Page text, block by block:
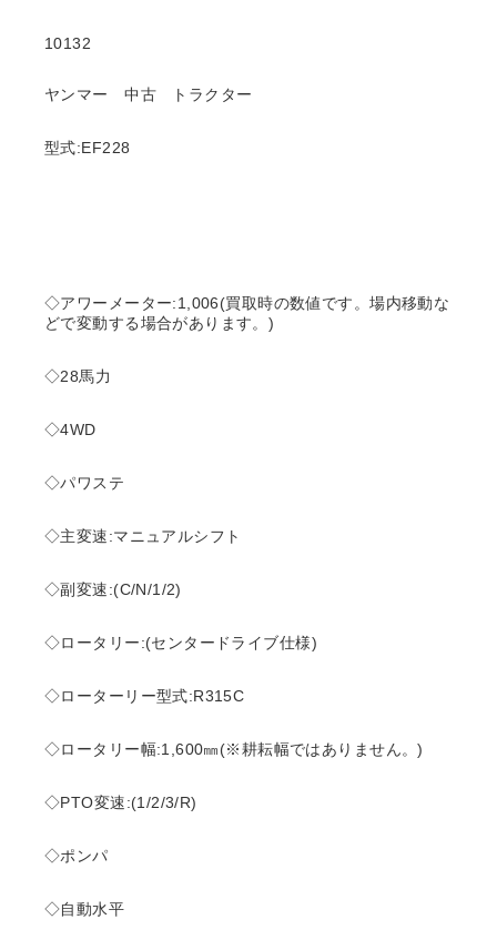
10132
ヤンマー 中古 トラクター
型式:EF228
◇アワーメーター:1,006(買取時の数値です。場内移動な
どで変動する場合があります。)
◇28馬力
◇4WD
◇パワステ
◇主変速:マニュアルシフト
◇副変速:(C/N/1/2)
◇ロータリー:(センタードライブ仕様)
◇ローターリー型式:R315C
◇ロータリー幅:1,600㎜(※耕耘幅ではありません。)
◇PTO変速:(1/2/3/R)
◇ポンパ
◇自動水平